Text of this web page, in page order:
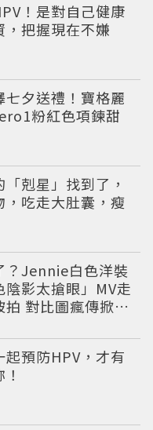
！是對自己健康
，把握現在不嫌
七夕送禮！寶格麗
粉紅色項鍊甜
剋星」找到了，
，吃走大肚囊，瘦
？Jennie白色洋裝
陰影太搶眼」MV走
拍 對比圖瘋傳掀論
起預防HPV，才有